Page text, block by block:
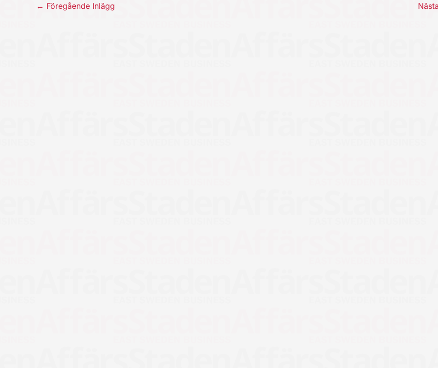
← Föregående Inlägg